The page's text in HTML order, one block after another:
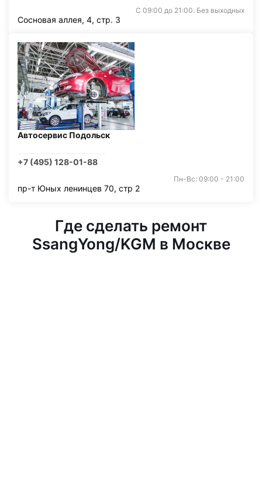
С 09:00 до 21:00. Без выходных
Сосновая аллея, 4, стр. 3
Автосервис Подольск
+7 (495) 128-01-88
Пн-Вс: 09:00 - 21:00
пр-т Юных ленинцев 70, стр 2
Где сделать ремонт
SsangYong/KGM в Москве